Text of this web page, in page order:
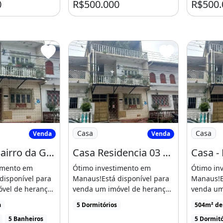
você pode alugar cada
adquirir um imóvel a um
estratégica.
conhecer esse imóvel e
Arivan
R$500.000
no Bairro da Glória
Venda
Casa no Bairro da Glória
em
para
de herança
[...]
5 Banheiros
Imagem: Casa Residencia 03 Pisos -
Casa Venda
Casa Residencia 03 Pisos - Bairro Glória
Ótimo investimento em
Manaus!Está disponível para
venda um imóvel de herança
5 Dormitórios
Casa
Casa
Ótimo
venda
504m²
5